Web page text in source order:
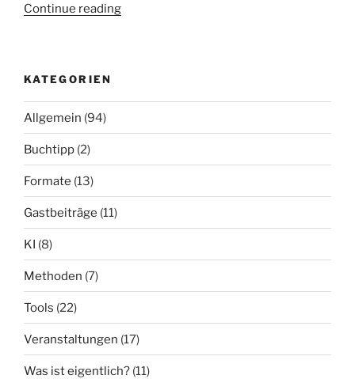
Continue reading„Online
„Design
KATEGORIEN
Allgemein (94)
Buchtipp (2)
Formate (13)
Gastbeiträge (11)
KI (8)
Methoden (7)
Tools (22)
Veranstaltungen (17)
Was ist eigentlich? (11)